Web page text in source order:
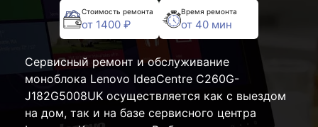
Стоимость ремонта
от 1400 ₽
Время ремонта
от 40 мин
Сервисный ремонт и обслуживание
моноблока Lenovo IdeaCentre C260G-
J182G5008UK осуществляется как с выездом
на дом, так и на базе сервисного центра